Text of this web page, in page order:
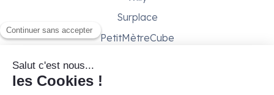
Surplace
PetitMètreCube
Besoin d'aide ?